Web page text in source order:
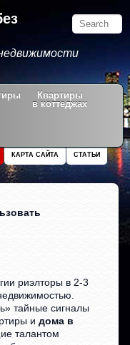
Квартиры
в коттеджах
СТАТЬИ
КАРТА САЙТА
риэлторы в 2-3
тайные сигналы
идома в
талантом